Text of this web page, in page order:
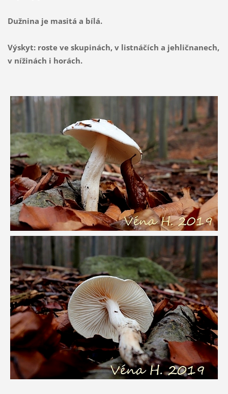
Dužnina je masitá a bílá.
Výskyt: roste ve skupinách, v listnáčích a jehličnanech,
v nížinách i horách.